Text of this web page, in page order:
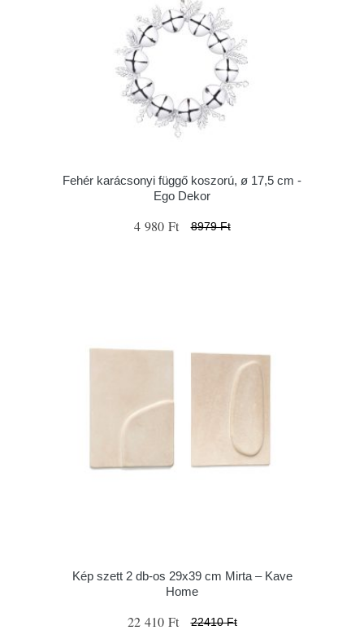
Fehér karácsonyi függő koszorú, ø 17,5 cm -
Ego Dekor
4 980 Ft 8979 Ft
Kép szett 2 db-os 29x39 cm Mirta – Kave
Home
22 410 Ft 22410 Ft